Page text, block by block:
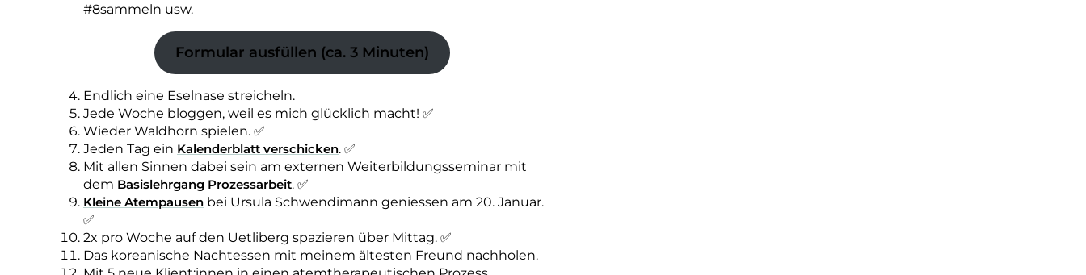
#8sammeln usw.
Formular ausfüllen (ca. 3 Minuten)
Endlich eine Eselnase streicheln.
Jede Woche bloggen, weil es mich glücklich macht! ✅
Wieder Waldhorn spielen. ✅
Jeden Tag ein Kalenderblatt verschicken. ✅
Mit allen Sinnen dabei sein am externen Weiterbildungsseminar mit
dem Basislehrgang Prozessarbeit. ✅
Kleine Atempausen bei Ursula Schwendimann geniessen am 20. Januar.
✅
2x pro Woche auf den Uetliberg spazieren über Mittag. ✅
Das koreanische Nachtessen mit meinem ältesten Freund nachholen.